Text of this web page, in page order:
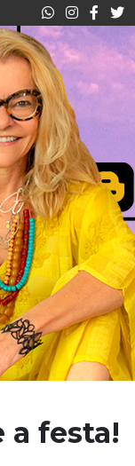
a festa!